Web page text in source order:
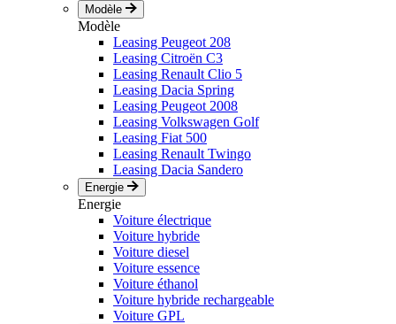
Modèle
Modèle
Leasing Peugeot 208
Leasing Citroën C3
Leasing Renault Clio 5
Leasing Dacia Spring
Leasing Peugeot 2008
Leasing Volkswagen Golf
Leasing Fiat 500
Leasing Renault Twingo
Leasing Dacia Sandero
Energie
Energie
Voiture électrique
Voiture hybride
Voiture diesel
Voiture essence
Voiture éthanol
Voiture hybride rechargeable
Voiture GPL